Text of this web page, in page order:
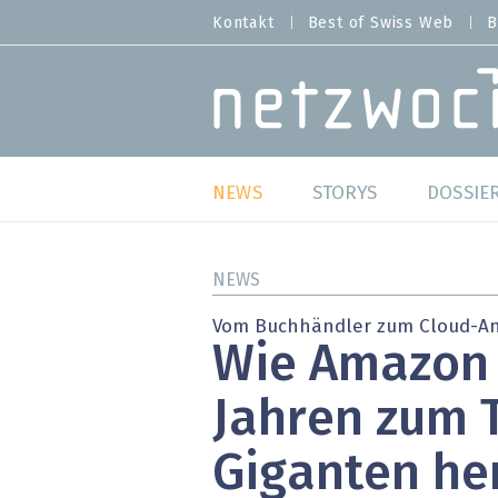
zum
MENU
Kontakt Best of Swiss Web
MAIN NAVIGATION
NEWS
Studien
Meinungen
Hands-on
STORYS
Best
SAP
NEWS
Vom Buchhändler zum Cloud-
Wie
Jahren zum
Giganten